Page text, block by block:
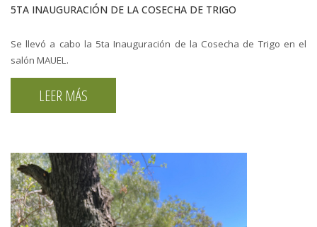
5TA INAUGURACIÓN DE LA COSECHA DE TRIGO
Se llevó a cabo la 5ta Inauguración de la Cosecha de Trigo en el
salón MAUEL.
LEER MÁS